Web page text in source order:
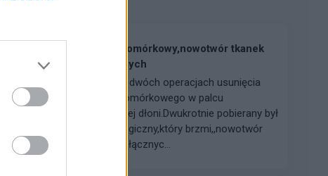
Guz olbrzymiokomórkowy,nowotwór tkanek
miękkich I łącznych
Witam jestem po dwóch operacjach usunięcia
guza olbrzymiokomórkowego w palcu
wskazujacym,lewej dłoni.Dwukrotnie pobierany był
wynik histopatologiczny,który brzmi,,nowotwór
tkanek miękkich i łącznyc...